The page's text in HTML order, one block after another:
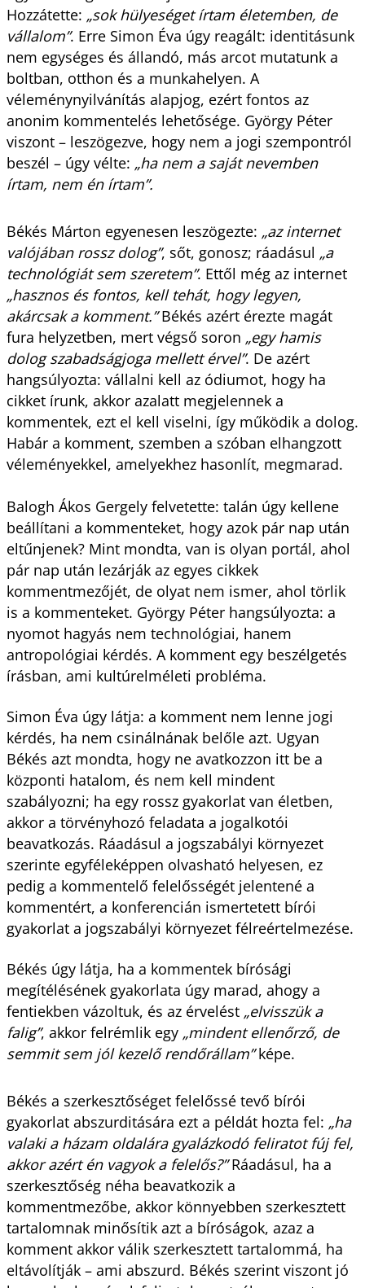
Hozzátette: „sok hülyeséget írtam életemben, de
vállalom”. Erre Simon Éva úgy reagált: identitásunk
nem egységes és állandó, más arcot mutatunk a
boltban, otthon és a munkahelyen. A
véleménynyilvánítás alapjog, ezért fontos az
anonim kommentelés lehetősége. György Péter
viszont – leszögezve, hogy nem a jogi szempontról
beszél – úgy vélte: „ha nem a saját nevemben
írtam, nem én írtam”.
Békés Márton egyenesen leszögezte: „az internet
valójában rossz dolog”, sőt, gonosz; ráadásul „a
technológiát sem szeretem”. Ettől még az internet
„hasznos és fontos, kell tehát, hogy legyen,
akárcsak a komment.”Békés azért érezte magát
fura helyzetben, mert végső soron „egy hamis
dolog szabadságjoga mellett érvel”. De azért
hangsúlyozta: vállalni kell az ódiumot, hogy ha
cikket írunk, akkor azalatt megjelennek a
kommentek, ezt el kell viselni, így működik a dolog.
Habár a komment, szemben a szóban elhangzott
véleményekkel, amelyekhez hasonlít, megmarad.
Balogh Ákos Gergely felvetette: talán úgy kellene
beállítani a kommenteket, hogy azok pár nap után
eltűnjenek? Mint mondta, van is olyan portál, ahol
pár nap után lezárják az egyes cikkek
kommentmezőjét, de olyat nem ismer, ahol törlik
is a kommenteket. György Péter hangsúlyozta: a
nyomot hagyás nem technológiai, hanem
antropológiai kérdés. A komment egy beszélgetés
írásban, ami kultúrelméleti probléma.
Simon Éva úgy látja: a komment nem lenne jogi
kérdés, ha nem csinálnának belőle azt. Ugyan
Békés azt mondta, hogy ne avatkozzon itt be a
központi hatalom, és nem kell mindent
szabályozni; ha egy rossz gyakorlat van életben,
akkor a törvényhozó feladata a jogalkotói
beavatkozás. Ráadásul a jogszabályi környezet
szerinte egyféleképpen olvasható helyesen, ez
pedig a kommentelő felelősségét jelentené a
kommentért, a konferencián ismertetett bírói
gyakorlat a jogszabályi környezet félreértelmezése.
Békés úgy látja, ha a kommentek bírósági
megítélésének gyakorlata úgy marad, ahogy a
fentiekben vázoltuk, és az érvelést„elvisszük a
falig”, akkor felrémlik egy „mindent ellenőrző, de
semmit sem jól kezelő rendőrállam”képe.
Békés a szerkesztőséget felelőssé tevő bírói
gyakorlat abszurditására ezt a példát hozta fel: „ha
valaki a házam oldalára gyalázkodó feliratot fúj fel,
akkor azért én vagyok a felelős?”Ráadásul, ha a
szerkesztőség néha beavatkozik a
kommentmezőbe, akkor könnyebben szerkesztett
tartalomnak minősítik azt a bíróságok, azaz a
komment akkor válik szerkesztett tartalommá, ha
eltávolítják – ami abszurd. Békés szerint viszont jó